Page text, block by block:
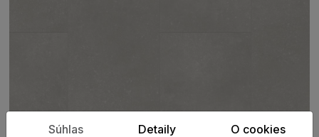
Súhlas Detaily O cookies